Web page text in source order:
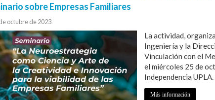
sobre Empresas Familiares
octubre de 2023
La actividad,
Ingeniería y la
Vinculación con el
el miércoles 25 de
Independencia UPLA.
Más información